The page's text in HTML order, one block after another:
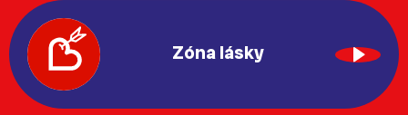
Zóna lásky